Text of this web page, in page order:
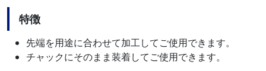
特徴
先端を用途に合わせて加工してご使用できます。
チャックにそのまま装着してご使用できます。